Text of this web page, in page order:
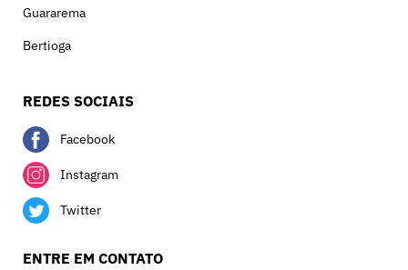
Guararema
Bertioga
REDES SOCIAIS
Facebook
Instagram
Twitter
ENTRE EM CONTATO